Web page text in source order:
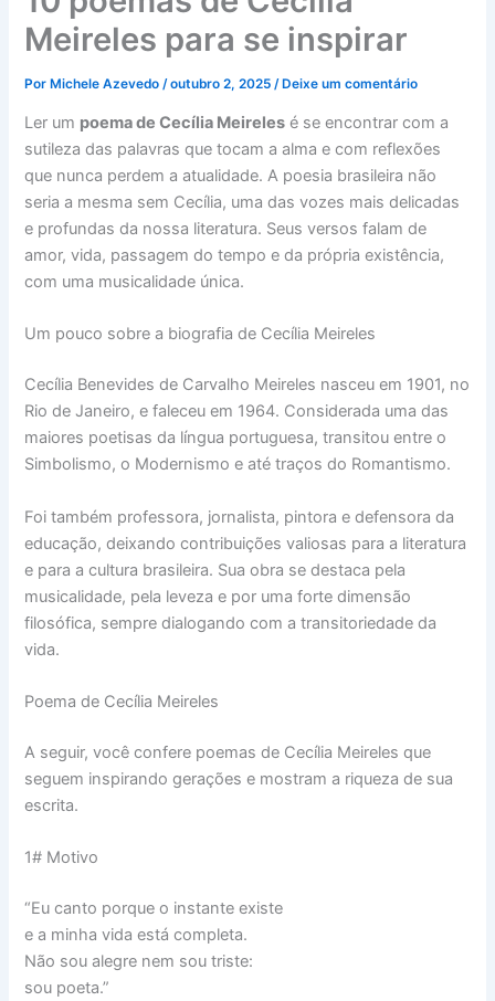
Meireles para se inspirar
PorMichele Azevedo /outubro 2, 2025 /Deixe um comentário
Ler um poema de Cecília Meireles é se encontrar com a
sutileza das palavras que tocam a alma e com reflexões
que nunca perdem a atualidade. A poesia brasileira não
seria a mesma sem Cecília, uma das vozes mais delicadas
e profundas da nossa literatura. Seus versos falam de
amor, vida, passagem do tempo e da própria existência,
com uma musicalidade única.
Um pouco sobre a biografia de Cecília Meireles
Cecília Benevides de Carvalho Meireles nasceu em 1901, no
Rio de Janeiro, e faleceu em 1964. Considerada uma das
maiores poetisas da língua portuguesa, transitou entre o
Simbolismo, o Modernismo e até traços do Romantismo.
Foi também professora, jornalista, pintora e defensora da
educação, deixando contribuições valiosas para a literatura
e para a cultura brasileira. Sua obra se destaca pela
musicalidade, pela leveza e por uma forte dimensão
filosófica, sempre dialogando com a transitoriedade da
vida.
Poema de Cecília Meireles
A seguir, você confere poemas de Cecília Meireles que
seguem inspirando gerações e mostram a riqueza de sua
escrita.
1# Motivo
“Eu canto porque o instante existe
e a minha vida está completa.
Não sou alegre nem sou triste:
sou poeta.”